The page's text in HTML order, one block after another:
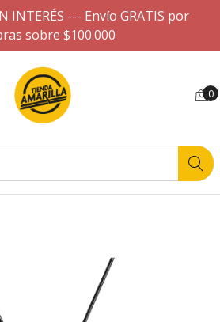
INTERÉS --- Envío GRATIS por
sobre $100.000
0